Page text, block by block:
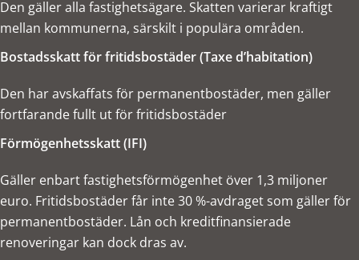
Den gäller alla fastighetsägare. Skatten varierar kraftigt
mellan kommunerna, särskilt i populära områden.
Bostadsskatt för fritidsbostäder (Taxe d’habitation)
Den har avskaffats för permanentbostäder, men gäller
fortfarande fullt ut för fritidsbostäder
Förmögenhetsskatt (IFI)
Gäller enbart fastighetsförmögenhet över 1,3 miljoner
euro. Fritidsbostäder får inte 30 %-avdraget som gäller för
permanentbostäder. Lån och kreditfinansierade
renoveringar kan dock dras av.